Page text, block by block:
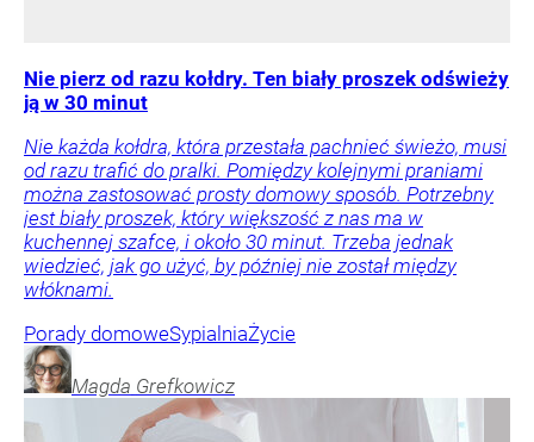
Nie pierz od razu kołdry. Ten biały proszek odświeży
ją w 30 minut
Nie każda kołdra, która przestała pachnieć świeżo, musi
od razu trafić do pralki. Pomiędzy kolejnymi praniami
można zastosować prosty domowy sposób. Potrzebny
jest biały proszek, który większość z nas ma w
kuchennej szafce, i około 30 minut. Trzeba jednak
wiedzieć, jak go użyć, by później nie został między
włóknami.
Porady domoweSypialniaŻycie
Magda Grefkowicz